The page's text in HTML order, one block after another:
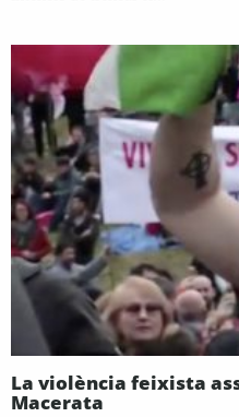
La violència feixista
Macerata